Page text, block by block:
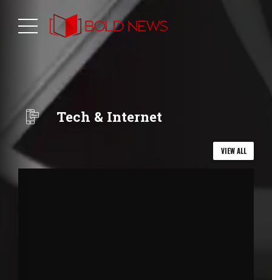
Tech & Internet
VIEW ALL